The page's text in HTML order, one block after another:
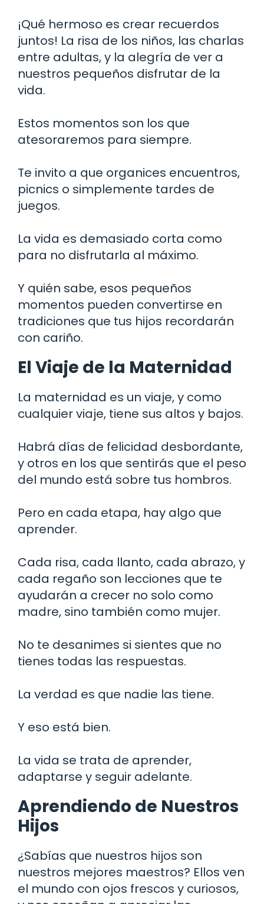
¡Qué hermoso es crear recuerdos
juntos! La risa de los niños, las charlas
entre adultas, y la alegría de ver a
nuestros pequeños disfrutar de la
vida.
Estos momentos son los que
atesoraremos para siempre.
Te invito a que organices encuentros,
picnics o simplemente tardes de
juegos.
La vida es demasiado corta como
para no disfrutarla al máximo.
Y quién sabe, esos pequeños
momentos pueden convertirse en
tradiciones que tus hijos recordarán
con cariño.
El Viaje de la Maternidad
La maternidad es un viaje, y como
cualquier viaje, tiene sus altos y bajos.
Habrá días de felicidad desbordante,
y otros en los que sentirás que el peso
del mundo está sobre tus hombros.
Pero en cada etapa, hay algo que
aprender.
Cada risa, cada llanto, cada abrazo, y
cada regaño son lecciones que te
ayudarán a crecer no solo como
madre, sino también como mujer.
No te desanimes si sientes que no
tienes todas las respuestas.
La verdad es que nadie las tiene.
Y eso está bien.
La vida se trata de aprender,
adaptarse y seguir adelante.
Aprendiendo de Nuestros
Hijos
¿Sabías que nuestros hijos son
nuestros mejores maestros? Ellos ven
el mundo con ojos frescos y curiosos,